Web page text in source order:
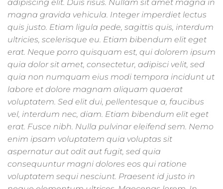
adipiscing elit. Duis risus. Nullam sit amet magna in
magna gravida vehicula. Integer imperdiet lectus
quis justo. Etiam ligula pede, sagittis quis, interdum
ultricies, scelerisque eu. Etiam bibendum elit eget
erat. Neque porro quisquam est, qui dolorem ipsum
quia dolor sit amet, consectetur, adipisci velit, sed
quia non numquam eius modi tempora incidunt ut
labore et dolore magnam aliquam quaerat
voluptatem. Sed elit dui, pellentesque a, faucibus
vel, interdum nec, diam. Etiam bibendum elit eget
erat. Fusce nibh. Nulla pulvinar eleifend sem. Nemo
enim ipsam voluptatem quia voluptas sit
aspernatur aut odit aut fugit, sed quia
consequuntur magni dolores eos qui ratione
voluptatem sequi nesciunt. Praesent id justo in